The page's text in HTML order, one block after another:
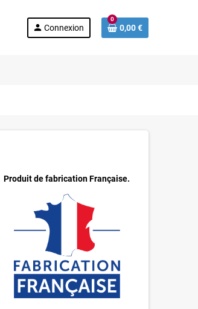
person Connexion
0
0,00 €
Produit de fabrication Française.